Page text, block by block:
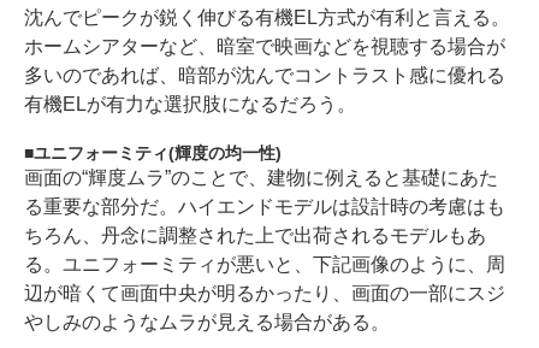
沈んでピークが鋭く伸びる有機EL方式が有利と言える。
ホームシアターなど、暗室で映画などを視聴する場合が
多いのであれば、暗部が沈んでコントラスト感に優れる
有機ELが有力な選択肢になるだろう。
ユニフォーミティ(輝度の均一性)
画面の“輝度ムラ”のことで、建物に例えると基礎にあた
る重要な部分だ。ハイエンドモデルは設計時の考慮はも
ちろん、丹念に調整された上で出荷されるモデルもあ
る。ユニフォーミティが悪いと、下記画像のように、周
辺が暗くて画面中央が明るかったり、画面の一部にスジ
やしみのようなムラが見える場合がある。